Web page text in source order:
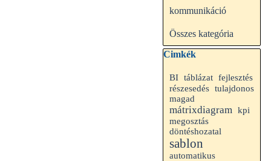
kommunikáció
Összes kategória
Kihagy blokk Cimkék
Cimkék
BI táblázat fejlesztés
részesedés tulajdonos
magad
mátrixdiagram kpi
megosztás
döntéshozatal
sablon
automatikus